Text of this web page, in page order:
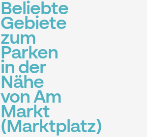
Beliebte
Gebiete
zum
Parken
in der
Nähe
von Am
Markt
(Marktplatz)